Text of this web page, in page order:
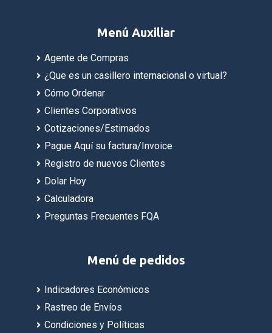
Menú Auxiliar
Agente de Compras
¿Que es un casillero internacional o virtual?
Cómo Ordenar
Clientes Corporativos
Cotizaciones/Estimados
Pague Aquí su factura/Invoice
Registro de nuevos Clientes
Dolar Hoy
Calculadora
Preguntas Frecuentes FQA
Menú de pedidos
Indicadores Económicos
Rastreo de Envíos
Condiciones y Políticas